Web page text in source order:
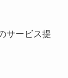
サービス提